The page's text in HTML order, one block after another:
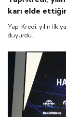
karı elde
Yapı Kredi, yılın ilk
duyurdu.